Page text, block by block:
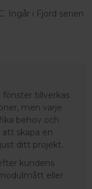
Ingår i Fjord serien
fönster tillverkas
men varje
behov och
skapa en
ditt projekt.
kundens
eller